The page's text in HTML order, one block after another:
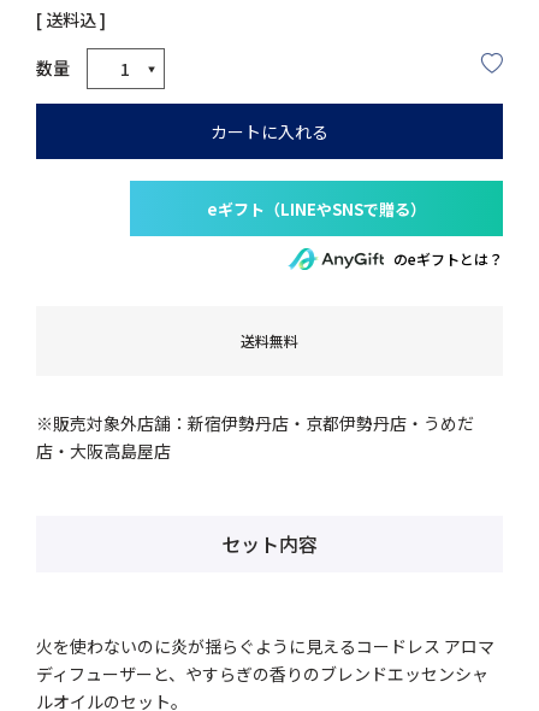
送料込
カートに入れる
のeギフトとは？
送料無料
※販売対象外店舗：新宿伊勢丹店・京都伊勢丹店・うめだ
店・大阪高島屋店
セット内容
火を使わないのに炎が揺らぐように見えるコードレス アロマ
ディフューザーと、やすらぎの香りのブレンドエッセンシャ
ルオイルのセット。